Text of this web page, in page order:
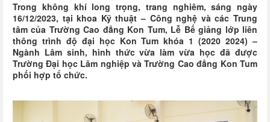
Trong không khí long trọng, trang nghiêm, sáng ngày
16/12/2023, tại khoa Kỹ thuật – Công nghệ và các Trung
tâm của Trường Cao đẳng Kon Tum, Lễ Bế giảng lớp liên
thông trình độ đại học Kon Tum khóa 1 (2020 2024) –
Ngành Lâm sinh, hình thức vừa làm vừa học đã được
Trường Đại học Lâm nghiệp và Trường Cao đẳng Kon Tum
phối hợp tổ chức.